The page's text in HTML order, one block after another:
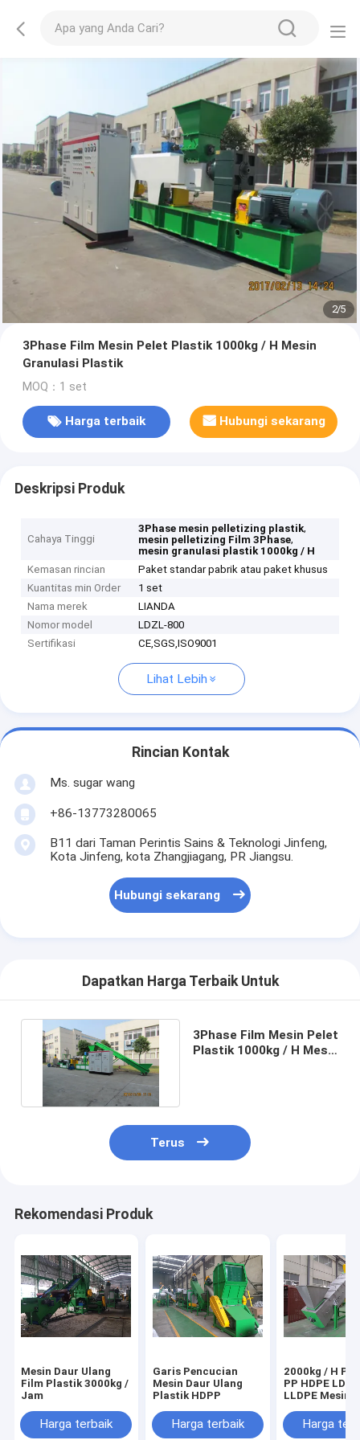
2/5
3Phase Film Mesin Pelet Plastik 1000kg / H Mesin
Granulasi Plastik
MOQ：1 set
Harga terbaik Hubungi sekarang
Deskripsi Produk
Cahaya Tinggi
3Phase mesin pelletizing plastik,
mesin pelletizing Film 3Phase,
mesin granulasi plastik 1000kg / H
Kemasan rincian
Paket standar pabrik atau paket khusus
Kuantitas min Order
1 set
Nama merek
LIANDA
Nomor model
LDZL-800
Sertifikasi
CE,SGS,ISO9001
Lihat Lebih
Rincian Kontak
Ms. sugar wang
+86-13773280065
B11 dari Taman Perintis Sains & Teknologi Jinfeng,
Kota Jinfeng, kota Zhangjiagang, PR Jiangsu.
Hubungi sekarang
Dapatkan Harga Terbaik Untuk
3Phase Film Mesin Pelet
Plastik 1000kg / H Mesin
Terus
Rekomendasi Produk
Mesin Daur Ulang
Film Plastik 3000kg /
Jam
Harga terbaik
Garis Pencucian
Mesin Daur Ulang
Plastik HDPP
Harga terbaik
2000kg / H
PP HDPE LDPE
LLDPE Mesin
Harga